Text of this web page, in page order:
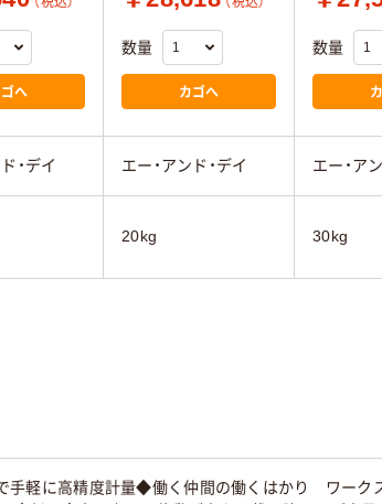
へ
数量
カゴへ
数量
・デイ エー・アンド・デイ エー・ア
20kg 30kg
で手軽に高精度計量◆働く仲間の働くはかり ワー